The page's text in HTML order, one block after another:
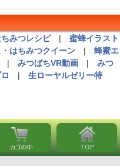
ちみつレシピ| 蜜蜂イラスト
・はちみつクイーン | 蜂蜜エ
| みつばちVR動画 | みつ
| 生ローヤルゼリー特